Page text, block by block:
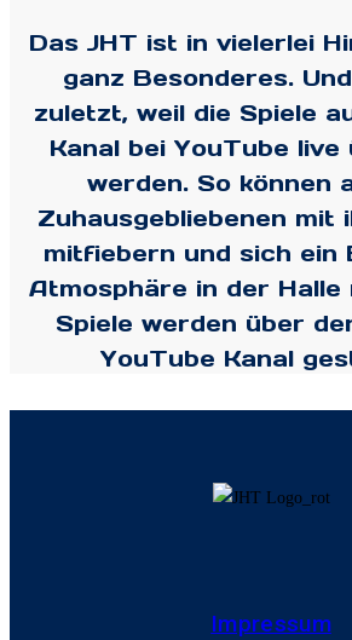
Das JHT ist in vielerlei
ganz Besonderes.
zuletzt, weil die Spiele
Kanal bei YouTube
werden. So können
Zuhausgebliebenen mit
mitfiebern und sich ein
Atmosphäre in der Halle
Spiele werden über
YouTube Kanal
Impressum